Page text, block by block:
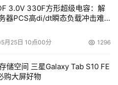
过“科技+业务+生态“三大核心
技术、数智服务、数智运营和
3.0V 330F方形超级电容：解
器PCS高di/dt瞬态负载冲击难
月25日 10点00分 1296
储空间 三星Galaxy Tab S10 FE
购大屏好物